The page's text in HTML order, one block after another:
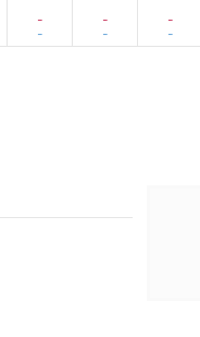
-
-
-
-
-
-